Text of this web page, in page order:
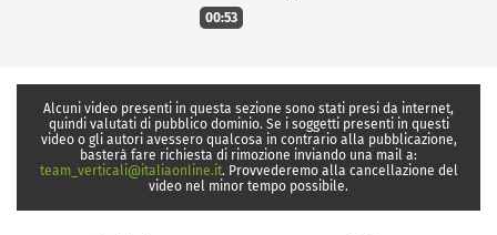
00:53
Alcuni video presenti in questa sezione sono stati presi da internet,
quindi valutati di pubblico dominio. Se i soggetti presenti in questi
video o gli autori avessero qualcosa in contrario alla pubblicazione,
basterà fare richiesta di rimozione inviando una mail a:
team_verticali@italiaonline.it. Provvederemo alla cancellazione del
video nel minor tempo possibile.